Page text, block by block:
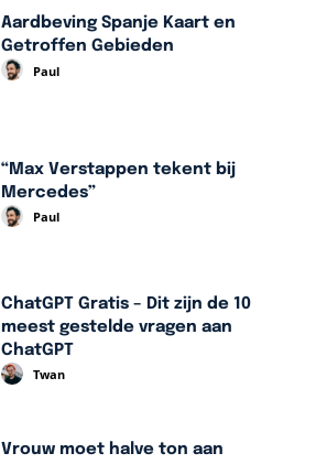
Aardbeving Spanje Kaart en
Getroffen Gebieden
Paul
“Max Verstappen tekent bij
Mercedes”
Paul
ChatGPT Gratis – Dit zijn de 10
meest gestelde vragen aan
ChatGPT
Twan
Vrouw moet halve ton aan